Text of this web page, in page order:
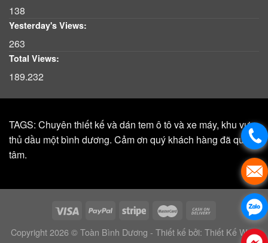
138
Yesterday's Views:
263
Total Views:
189.232
TAGS: Chuyên thiết kế và dán tem ô tô và xe máy, khu vực,
thủ dầu một bình dương. Cảm ơn quý khách hàng đã quan
tâm.
Copyright 2026 © Toàn Bình Dương - Thiết kế bởi: Thiết Kế Web